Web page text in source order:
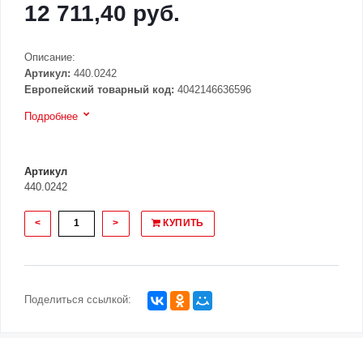
12 711,40 руб.
Описание:
Артикул: 440.0242
Европейский товарный код: 4042146636596
Подробнее
Артикул
440.0242
< > КУПИТЬ
Поделиться ссылкой: